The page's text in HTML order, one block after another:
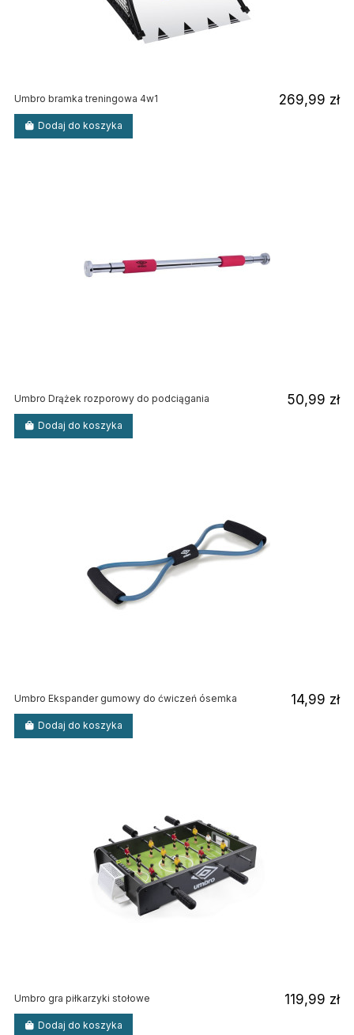
Umbro bramka treningowa 4w1 269,99 zł
Dodaj do koszyka
Umbro Drążek rozporowy do podciągania 50,99 zł
Dodaj do koszyka
Umbro Ekspander gumowy do ćwiczeń ósemka 14,99 zł
Dodaj do koszyka
Umbro gra piłkarzyki stołowe 119,99 zł
Dodaj do koszyka